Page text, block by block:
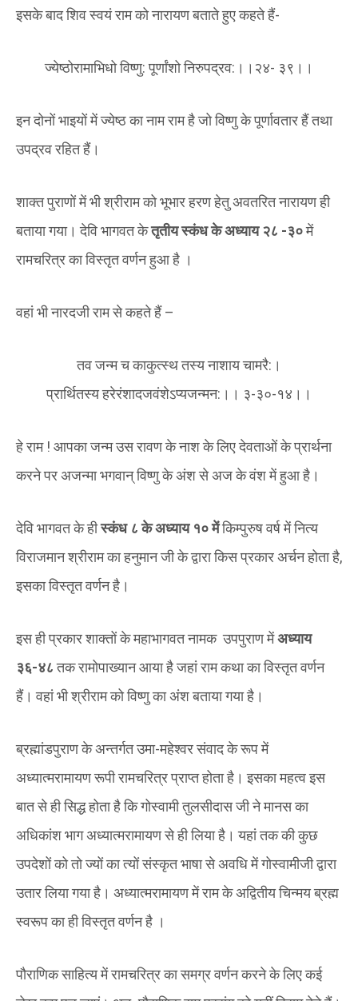
इसके बाद शिव स्वयं राम को नारायण बताते हुए कहते हैं-
ज्येष्ठोरामाभिधो विष्णु: पूर्णांशो निरुपद्रव:।।२४- ३९।।
इन दोनों भाइयों में ज्येष्ठ का नाम राम है जो विष्णु के पूर्णावतार हैं तथा
उपद्रव रहित हैं।
शाक्त पुराणों में भी श्रीराम को भूभार हरण हेतु अवतरित नारायण ही
बताया गया। देवि भागवत केतृतीय स्कंध के अध्याय २८ -३०में
रामचरित्र का विस्तृत वर्णन हुआ है ।
वहां भी नारदजी राम से कहते हैं –
तव जन्म च काकुत्स्थ तस्य नाशाय चामरै:।
प्रार्थितस्य हरेरंशादजवंशेऽप्यजन्मन:।। ३-३०-१४।।
हे राम ! आपका जन्म उस रावण के नाश के लिए देवताओं के प्रार्थना
करने पर अजन्मा भगवान् विष्णु के अंश से अज के वंश में हुआ है।
देवि भागवत के हीस्कंध ८ के अध्याय १० मेंकिम्पुरुष वर्ष में नित्य
विराजमान श्रीराम का हनुमान जी के द्वारा किस प्रकार अर्चन होता है,
इसका विस्तृत वर्णन है।
इस ही प्रकार शाक्तों के महाभागवत नामक उपपुराण मेंअध्याय
३६-४८तक रामोपाख्यान आया है जहां राम कथा का विस्तृत वर्णन
हैं। वहां भी श्रीराम को विष्णु का अंश बताया गया है।
ब्रह्मांडपुराण के अन्तर्गत उमा-महेश्वर संवाद के रूप में
अध्यात्मरामायण रूपी रामचरित्र प्राप्त होता है। इसका महत्व इस
बात से ही सिद्ध होता है कि गोस्वामी तुलसीदास जी ने मानस का
अधिकांश भाग अध्यात्मरामायण से ही लिया है। यहां तक की कुछ
उपदेशों को तो ज्यों का त्यों संस्कृत भाषा से अवधि में गोस्वामीजी द्वारा
उतार लिया गया है। अध्यात्मरामायण में राम के अद्वितीय चिन्मय ब्रह्म
स्वरूप का ही विस्तृत वर्णन है ।
पौराणिक साहित्य में रामचरित्र का समग्र वर्णन करने के लिए कई